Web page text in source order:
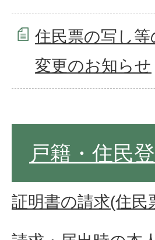
住民票の写し等
変更のお知らせ
戸籍・住民
証明書の請求(住民